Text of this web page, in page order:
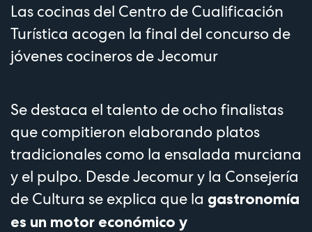
Las cocinas del Centro de Cualificación
Turística acogen la final del concurso de
jóvenes cocineros de Jecomur
Se destaca el talento de ocho finalistas
que compitieron elaborando platos
tradicionales como la ensalada murciana
y el pulpo. Desde Jecomur y la Consejería
de Cultura se explica que la gastronomía
es un motor económico y